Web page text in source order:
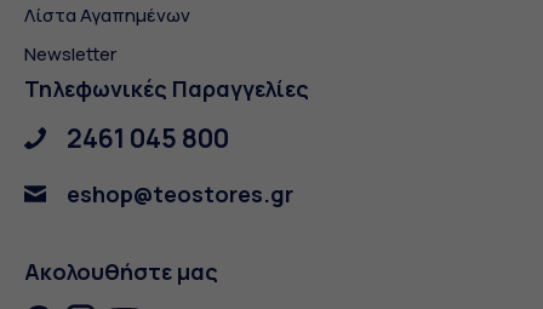
Λίστα Αγαπημένων
Newsletter
Τηλεφωνικές Παραγγελίες
2461 045 800
eshop@teostores.gr
Ακολουθήστε μας